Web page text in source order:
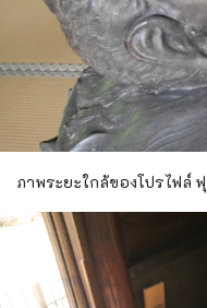
ภาพระยะใกล้ของโปรไฟล์